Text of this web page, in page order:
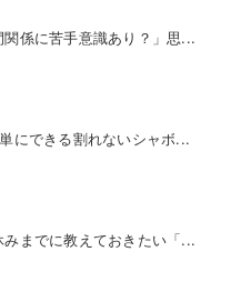
関係に苦手意識あり？」思...
にできる割れないシャボ...
までに教えておきたい「...